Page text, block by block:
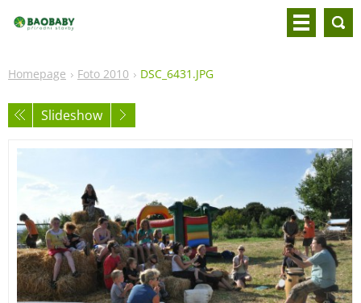
Homepage Foto 2010 DSC_6431.JPG
Slideshow